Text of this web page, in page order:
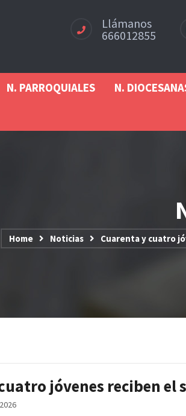
Llámanos
666012855
N. PARROQUIALES N.
Home Noticias Cuarenta y cuatro
jóvenes reciben